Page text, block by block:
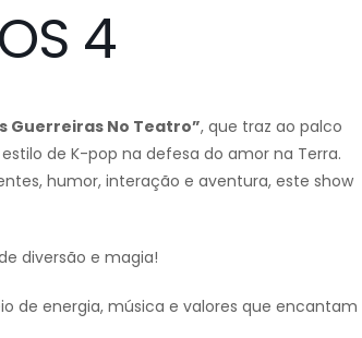
4
Guerreiras No Teatro”, que traz ao palco
de K-pop na defesa do amor na Terra.
humor, interação e aventura, este show
diversão e magia!
de energia, música e valores que encantam